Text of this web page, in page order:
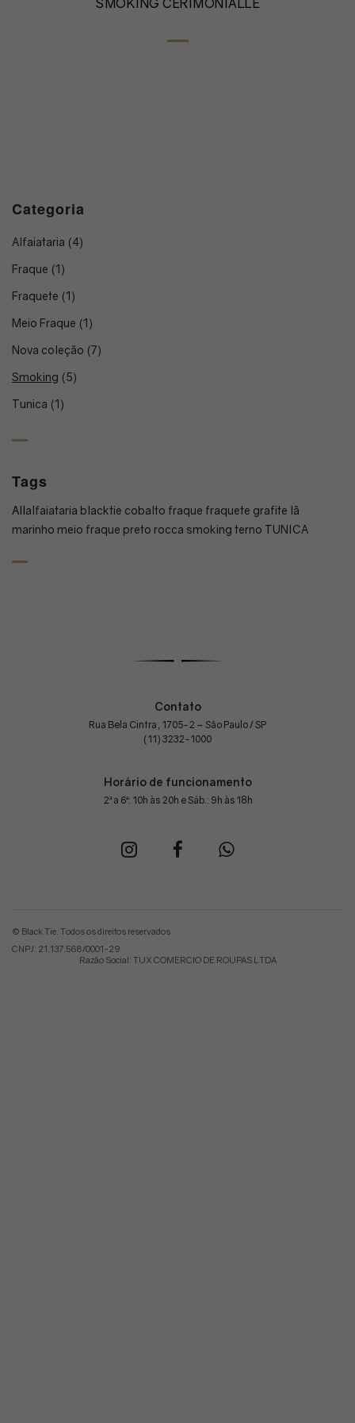
Categoria
Alfaiataria (4)
Fraque (1)
Fraquete (1)
Meio Fraque (1)
Nova coleção (7)
Smoking (5)
Tunica (1)
Tags
Allalfaiataria blacktie cobalto fraque fraquete grafite lã
marinho meio fraque preto rocca smoking terno TUNICA
Contato
Rua Bela Cintra, 1705-2 – São Paulo / SP
(11) 3232-1000
Horário de funcionamento
2ª a 6ª: 10h às 20h e Sáb.: 9h às 18h
© Black Tie. Todos os direitos reservados
CNPJ: 21.137.568/0001-29
Razão Social: TUX COMERCIO DE ROUPAS LTDA